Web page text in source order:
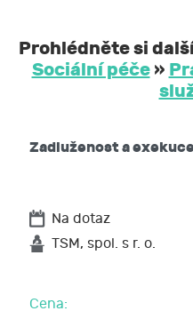
Prohlédněte si
Sociální péče»
Zadluženost a
Na dotaz
TSM, spol. s r. o.
Cena: